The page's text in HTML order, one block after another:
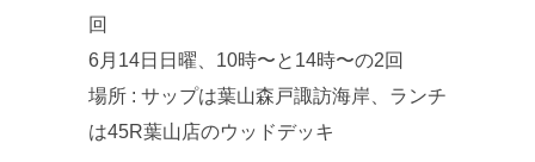
回
6月14日日曜、10時〜と14時〜の2回
場所 : サップは葉山森戸諏訪海岸、ランチ
は45R葉山店のウッドデッキ